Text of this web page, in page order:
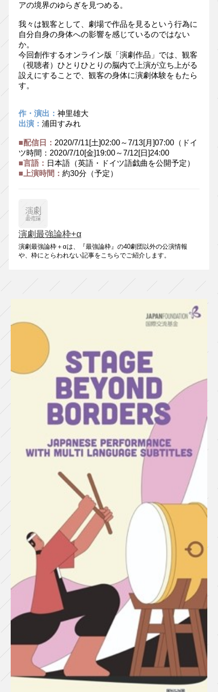
アの境界のゆらぎを見つめる。
我々は観客として、劇場で作品を見るという行為に
自分自身の身体への影響を感じているのではない
か。
今回創作するオンライン版「演劇作品」では、観客
（視聴者）ひとりひとりの脳内で上演が立ち上がる
設えにすることで、観客の身体に演劇体験をもたら
す。
作・演出： 神里雄大
出演： 浦田すみれ
■配信日： 2020/7/11[土]02:00～7/13[月]07:00（ドイ
ツ時間：2020/7/10[金]19:00～7/12[日]24:00
■言語： 日本語（英語・ドイツ語戯曲を公開予定）
■上演時間： 約30分（予定）
演劇最強論枠+α
演劇最強論枠＋αは、『最強論枠』の40劇団以外の公演情報
や、枠にとらわれない記事をこちらでご紹介します。